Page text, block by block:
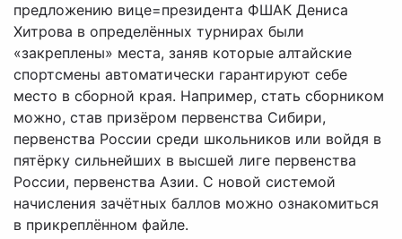
предложению вице=президента ФШАК Дениса
Хитрова в определённых турнирах были
«закреплены» места, заняв которые алтайские
спортсмены автоматически гарантируют себе
место в сборной края. Например, стать сборником
можно, став призёром первенства Сибири,
первенства России среди школьников или войдя в
пятёрку сильнейших в высшей лиге первенства
России, первенства Азии. С новой системой
начисления зачётных баллов можно ознакомиться
в прикреплённом файле.